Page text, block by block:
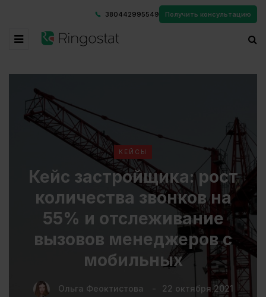
380442995549 Получить консультацию
КЕЙСЫ
Кейс застройщика: рост
количества звонков на
55% и отслеживание
вызовов менеджеров с
мобильных
Ольга Феоктистова 22 октября 2021